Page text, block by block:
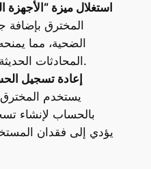
استغلال ميزة “الأجهزة
المخترق
الضحية، مما
المحادثات الحديثة دون علم المستخدم.
إعادة تسجيل
يستخدم
بالحساب لإنشاء
يؤدي إلى فقدان